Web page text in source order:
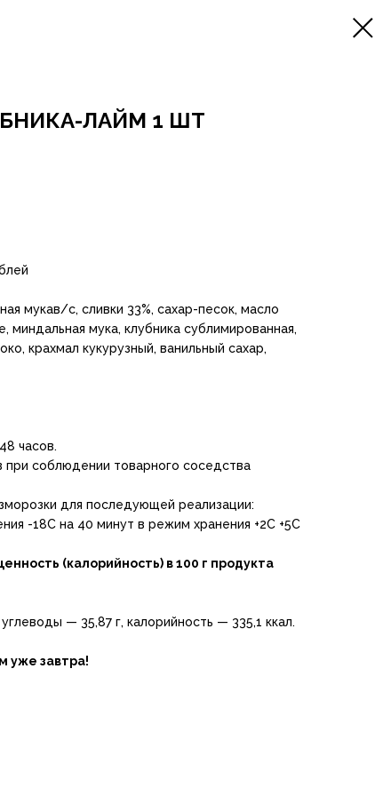
ЛАЙМ 1 ШТ
мукав/с, сливки 33%, сахар-песок, масло
миндальная мука, клубника сублимированная,
крахмал кукурузный, ванильный сахар,
часов.
соблюдении товарного соседства
для последующей реализации:
-18С на 40 минут в режим хранения +2C +5C
(калорийность) в 100 г продукта
— 35,87 г, калорийность — 335,1 ккал.
уже завтра!